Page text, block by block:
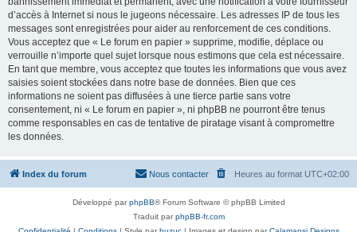
d’accès à Internet si nous le jugeons nécessaire. Les adresses IP de tous les
messages sont enregistrées pour aider au renforcement de ces conditions.
Vous acceptez que « Le forum en papier » supprime, modifie, déplace ou
verrouille n’importe quel sujet lorsque nous estimons que cela est nécessaire.
En tant que membre, vous acceptez que toutes les informations que vous avez
saisies soient stockées dans notre base de données. Bien que ces
informations ne soient pas diffusées à une tierce partie sans votre
consentement, ni « Le forum en papier », ni phpBB ne pourront être tenus
comme responsables en cas de tentative de piratage visant à compromettre
les données.
Index du forum Heures au format UTC+02:00
Nous contacter
Développé parphpBB® Forum Software © phpBB Limited
Traduit parphpBB-fr.com